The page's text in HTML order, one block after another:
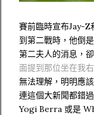
賽前臨時宣布Jay-Z
到第二戰時，他倒
第二夫人的消息，
面提到那位坐在我
無法理解，明明應
連這個大新聞都錯
Yogi Berra 或是